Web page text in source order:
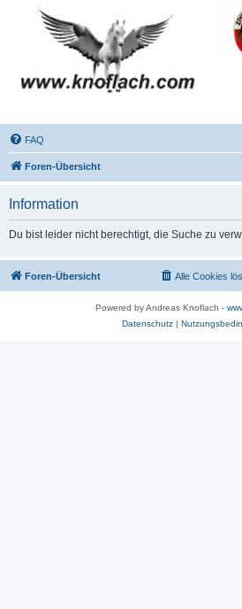
FAQ
Foren-Übersicht
Information
Du bist leider nicht berechtigt, die Suche zu
Foren-Übersicht Alle Cookies
Powered by Andreas Knoflach -
Datenschutz|